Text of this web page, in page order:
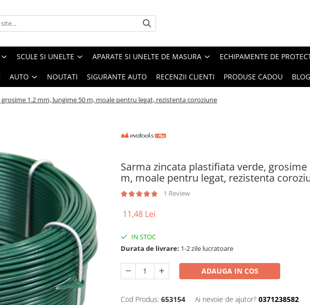
SCULE SI UNELTE APARATE SI UNELTE DE MASURA ECHIPAMENTE DE
AUTO NOUTATI SIGURANTE AUTO RECENZII CLIENTI PRODUSE CADOU BLOG
1.2 mm, lungime 50 m, moale pentru legat, rezistenta coroziune
Sarma zincata plastifiata verde,
m, moale pentru legat, rezistenta
1 Review
11,48 Lei
IN STOC
Durata de livrare: 1-2 zile lucratoare
ADAUGA IN COS
Cod Produs: 653154 Ai nevoie de ajutor? 0371238582